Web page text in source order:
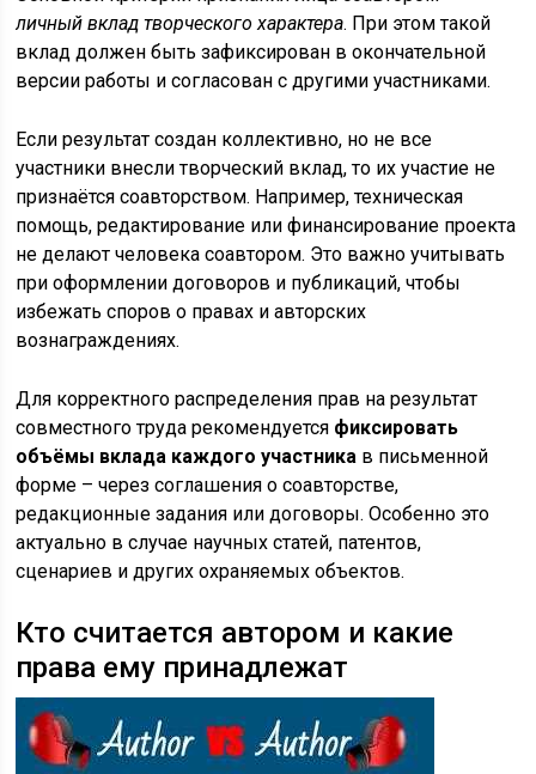
личный вклад творческого характера. При этом такой
вклад должен быть зафиксирован в окончательной
версии работы и согласован с другими участниками.
Если результат создан коллективно, но не все
участники внесли творческий вклад, то их участие не
признаётся соавторством. Например, техническая
помощь, редактирование или финансирование проекта
не делают человека соавтором. Это важно учитывать
при оформлении договоров и публикаций, чтобы
избежать споров о правах и авторских
вознаграждениях.
Для корректного распределения прав на результат
совместного труда рекомендуется фиксировать
объёмы вклада каждого участника в письменной
форме – через соглашения о соавторстве,
редакционные задания или договоры. Особенно это
актуально в случае научных статей, патентов,
сценариев и других охраняемых объектов.
Кто считается автором и какие
права ему принадлежат